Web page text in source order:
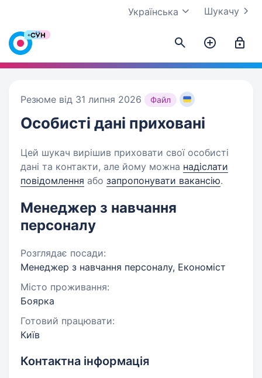
Шукачу
Українська
Резюме від 31 липня 2026 Файл
Особисті дані приховані
Цей шукач вирішив приховати свої особисті
дані та контакти, але йому можна надіслати
повідомлення або запропонувати вакансію.
Менеджер з навчання
персоналу
Розглядає посади:
Менеджер з навчання персоналу, Економіст
Місто проживання:
Боярка
Готовий працювати:
Київ
Контактна інформація